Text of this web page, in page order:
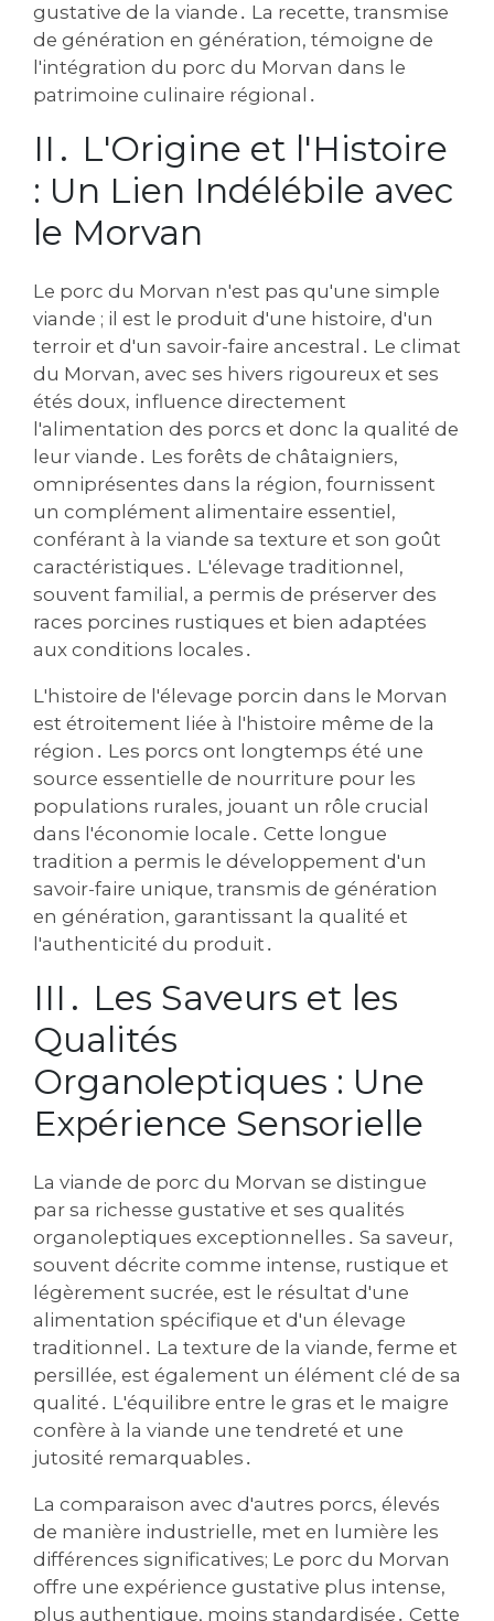
gustative de la viande․ La recette‚ transmise
de génération en génération‚ témoigne de
l'intégration du porc du Morvan dans le
patrimoine culinaire régional․
II․ L'Origine et l'Histoire
: Un Lien Indélébile avec
le Morvan
Le porc du Morvan n'est pas qu'une simple
viande ; il est le produit d'une histoire‚ d'un
terroir et d'un savoir-faire ancestral․ Le climat
du Morvan‚ avec ses hivers rigoureux et ses
étés doux‚ influence directement
l'alimentation des porcs et donc la qualité de
leur viande․ Les forêts de châtaigniers‚
omniprésentes dans la région‚ fournissent
un complément alimentaire essentiel‚
conférant à la viande sa texture et son goût
caractéristiques․ L'élevage traditionnel‚
souvent familial‚ a permis de préserver des
races porcines rustiques et bien adaptées
aux conditions locales․
L'histoire de l'élevage porcin dans le Morvan
est étroitement liée à l'histoire même de la
région․ Les porcs ont longtemps été une
source essentielle de nourriture pour les
populations rurales‚ jouant un rôle crucial
dans l'économie locale․ Cette longue
tradition a permis le développement d'un
savoir-faire unique‚ transmis de génération
en génération‚ garantissant la qualité et
l'authenticité du produit․
III․ Les Saveurs et les
Qualités
Organoleptiques : Une
Expérience Sensorielle
La viande de porc du Morvan se distingue
par sa richesse gustative et ses qualités
organoleptiques exceptionnelles․ Sa saveur‚
souvent décrite comme intense‚ rustique et
légèrement sucrée‚ est le résultat d'une
alimentation spécifique et d'un élevage
traditionnel․ La texture de la viande‚ ferme et
persillée‚ est également un élément clé de sa
qualité․ L'équilibre entre le gras et le maigre
confère à la viande une tendreté et une
jutosité remarquables․
La comparaison avec d'autres porcs‚ élevés
de manière industrielle‚ met en lumière les
différences significatives; Le porc du Morvan
offre une expérience gustative plus intense‚
plus authentique‚ moins standardisée․ Cette